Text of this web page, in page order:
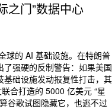
之门”数据中心
球的 AI 基础设施。在特朗普
强硬的反制警告：如果美国
础设施发动报复性打击，其
合打造的 5000 亿美元 “星
谷歌试图隐藏它，也逃不过